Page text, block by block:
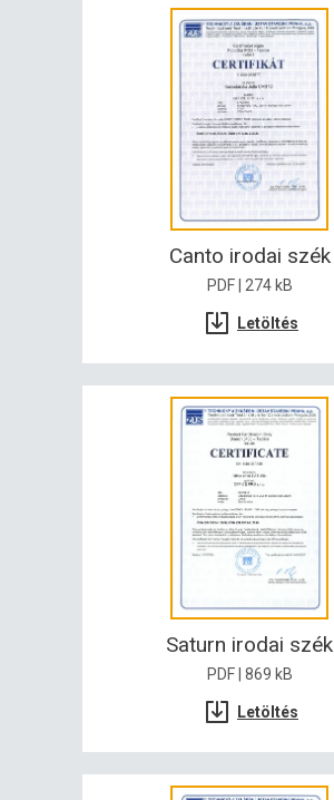
Canto irodai szék
PDF | 274 kB
Letöltés
Saturn irodai szék
PDF | 869 kB
Letöltés